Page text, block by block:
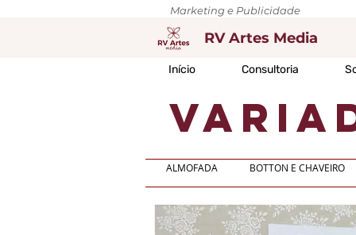
Marketing e Publicidade
RV Artes Media
Início Consultoria
ALMOFADA BOTTON E CHAVEIRO